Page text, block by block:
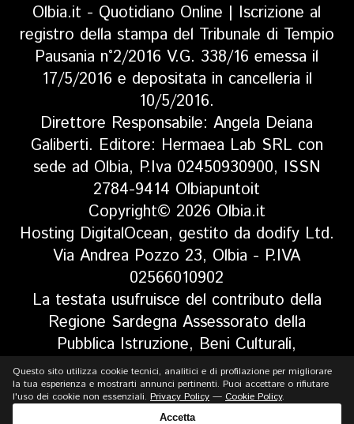
Olbia.it - Quotidiano Online | Iscrizione al
registro della stampa del Tribunale di Tempio
Pausania n°2/2016 V.G. 338/16 emessa il
17/5/2016 e depositata in cancelleria il
10/5/2016.
Direttore Responsabile: Angela Deiana
Galiberti. Editore: Hermaea Lab SRL con
sede ad Olbia, P.Iva 02450930900, ISSN
2784-9414 Olbiapuntoit
Copyright© 2026 Olbia.it
Hosting DigitalOcean, gestito da dodify Ltd.
Via Andrea Pozzo 23, Olbia - P.IVA
02566010902
La testata usufruisce del contributo della
Regione Sardegna Assessorato della
Pubblica Istruzione, Beni Culturali,
Informazione, Spettacolo e Sport. Legge
regionale 13 aprile 2017 n. 5, art 8 comma
13
Questo sito utilizza cookie tecnici, analitici e di profilazione per migliorare
la tua esperienza e mostrarti annunci pertinenti. Puoi accettare o rifiutare
l'uso dei cookie non essenziali. Privacy Policy — Cookie Policy.
Accetta